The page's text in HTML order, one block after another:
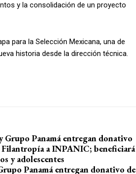
y la consolidación de un proyecto
para la Selección Mexicana, una de
historia desde la dirección técnica.
Panamá entregan donativo de